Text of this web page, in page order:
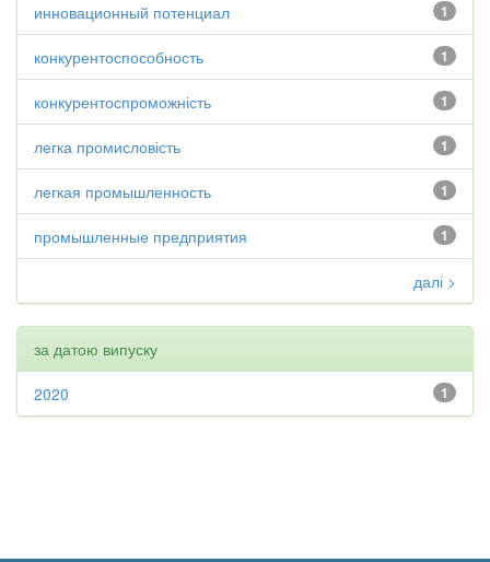
1
инновационный потенциал
1
конкурентоспособность
1
конкурентоспроможність
1
легка промисловість
1
легкая промышленность
1
промышленные предприятия
далі >
за датою випуску
1
2020